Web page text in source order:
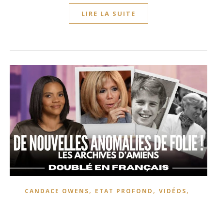
LIRE LA SUITE
CANDACE OWENS, ETAT PROFOND , VIDÉOS,